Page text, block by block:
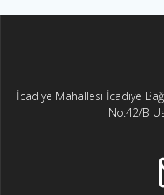
İcadiye Mahallesi İcadiye
No:42/B